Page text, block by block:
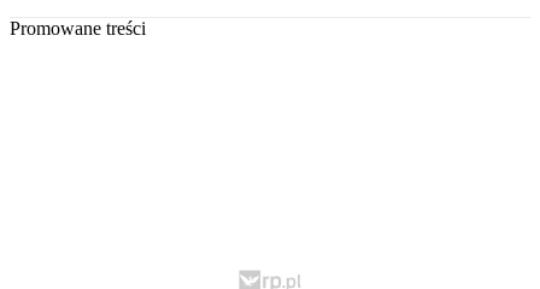
Promowane treści